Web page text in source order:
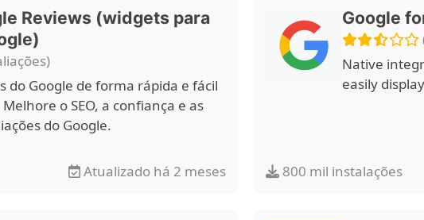
Reviews (widgets para
do Google de forma rápida e fácil
o SEO, a confiança e as
do Google.
Atualizado há 2 meses
Google
Native
easily
800 mil instalações